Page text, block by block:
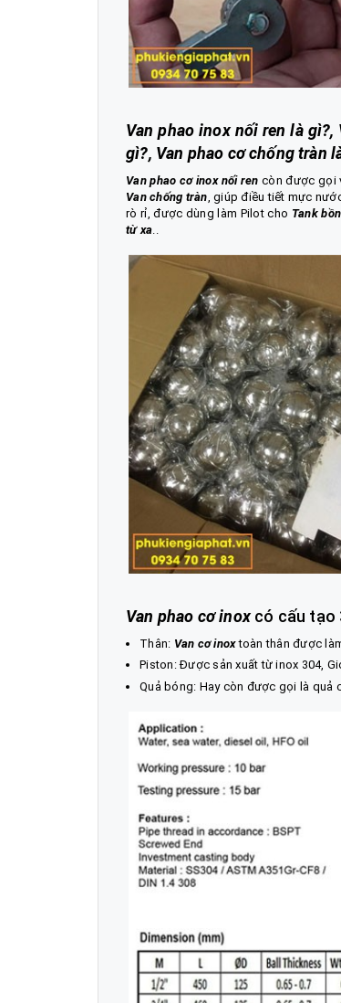
Van phao inox nối ren là
gì?, Van phao cơ chống tràn
Van phao cơ inox nối ren còn được gọi
Van chống tràn , giúp điều tiết mực
rò rỉ, được dùng làm Pilot cho Tank
từ xa
Van phao cơ inoxcó cấu tạo
Thân: Van cơ inox toàn thân được
Piston: Được sản xuất từ inox 304,
Quả bóng: Hay còn được gọi là quả